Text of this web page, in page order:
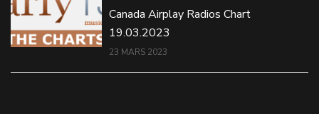
Canada Airplay Radios Chart
19.03.2023
23 MARS 2023